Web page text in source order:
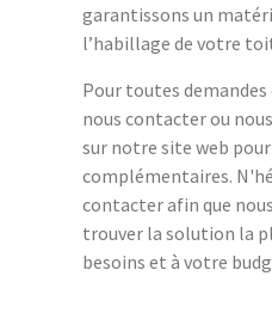
garantissons un
l’habillage de votre
Pour toutes demandes
nous contacter ou
sur notre site web
complémentaires.
contacter afin que
trouver la solution la
besoins et à votre